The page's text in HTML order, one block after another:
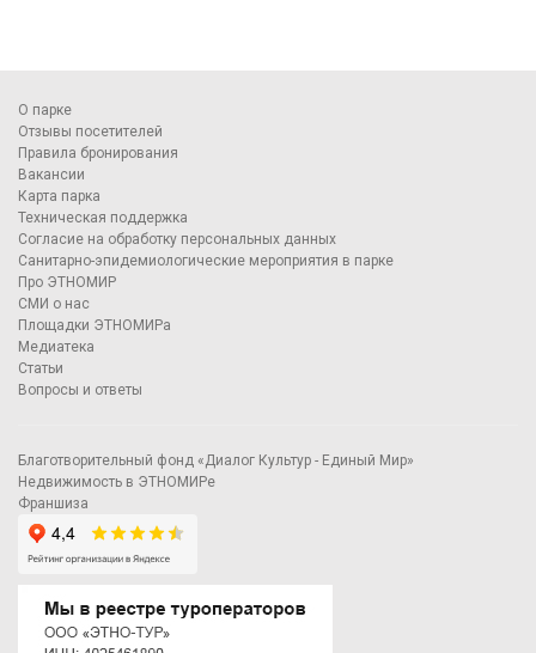
О парке
Отзывы посетителей
Правила бронирования
Вакансии
Карта парка
Техническая поддержка
Согласие на обработку персональных данных
Санитарно-эпидемиологические мероприятия в парке
Про ЭТНОМИР
СМИ о нас
Площадки ЭТНОМИРа
Медиатека
Статьи
Вопросы и ответы
Благотворительный фонд «Диалог Культур - Единый Мир»
Недвижимость в ЭТНОМИРе
Франшиза